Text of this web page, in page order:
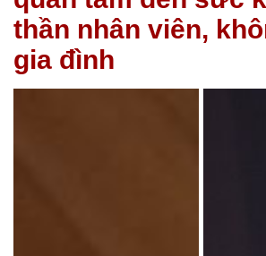
thần nhân viên,
gia đình